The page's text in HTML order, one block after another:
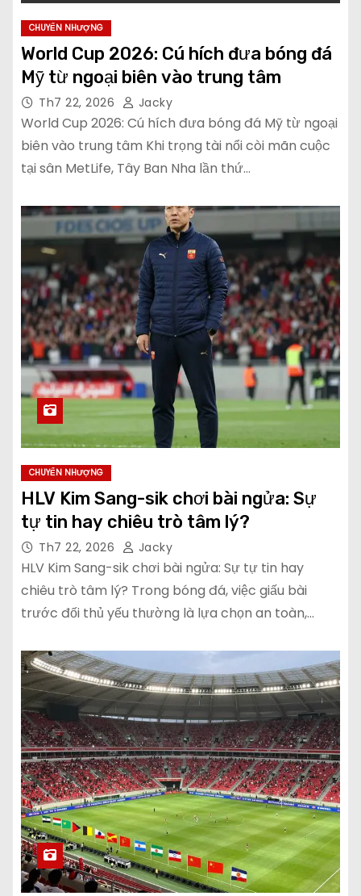
CHUYỂN NHƯỢNG
World Cup 2026: Cú hích đưa bóng đá
Mỹ từ ngoại biên vào trung tâm
Th7 22, 2026 Jacky
World Cup 2026: Cú hích đưa bóng đá Mỹ từ ngoại
biên vào trung tâm Khi trọng tài nổi còi mãn cuộc
tại sân MetLife, Tây Ban Nha lần thứ…
CHUYỂN NHƯỢNG
HLV Kim Sang-sik chơi bài ngửa: Sự
tự tin hay chiêu trò tâm lý?
Th7 22, 2026 Jacky
HLV Kim Sang-sik chơi bài ngửa: Sự tự tin hay
chiêu trò tâm lý? Trong bóng đá, việc giấu bài
trước đối thủ yếu thường là lựa chọn an toàn,…